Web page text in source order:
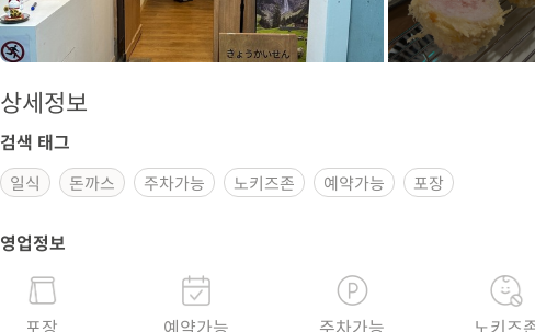
상세정보
검색 태그
일식 돈까스 주차가능 노키즈존 예약가능 포장
영업정보